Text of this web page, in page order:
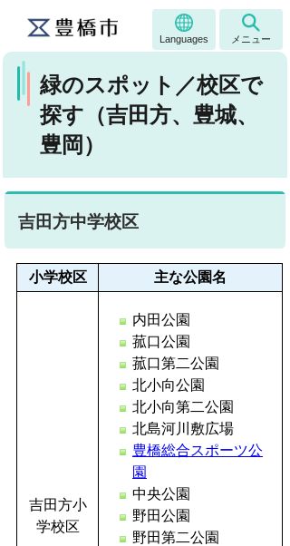
Languages メニュー
緑のスポット／校区で
探す（吉田方、豊城、
豊岡）
吉田方中学校区
小学校区 主な公園名
吉田方小
学校区
内田公園
菰口公園
菰口第二公園
北小向公園
北小向第二公園
北島河川敷広場
豊橋総合スポーツ公
園
中央公園
野田公園
野田第二公園